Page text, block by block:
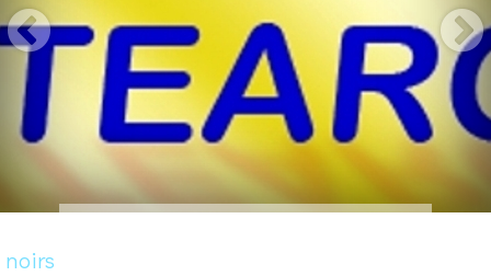
noirs